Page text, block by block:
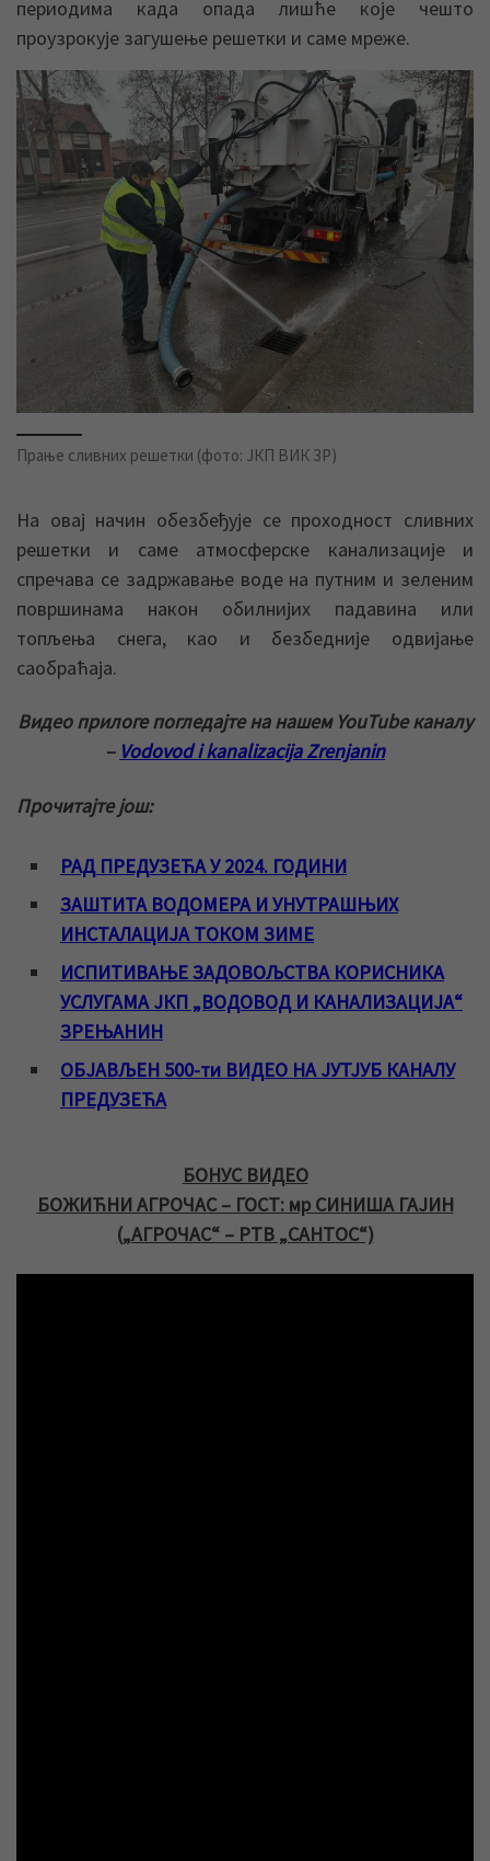
периодима када опада лишће које чешто
проузрокује загушење решетки и саме мреже.
Прање сливних решетки (фото: ЈКП ВИК ЗР)
На овај начин обезбеђује се проходност сливних
решетки и саме атмосферске канализације и
спречава се задржавање воде на путним и зеленим
површинама након обилнијих падавина или
топљења снега, као и безбедније одвијање
саобраћаја.
Видео прилоге погледајте на нашем YouTube каналу
– Vodovod i kanalizacija Zrenjanin
Прочитајте још:
РАД ПРЕДУЗЕЋА У 2024. ГОДИНИ
ЗАШТИТА ВОДОМЕРА И УНУТРАШЊИХ
ИНСТАЛАЦИЈА ТОКОМ ЗИМЕ
ИСПИТИВАЊЕ ЗАДОВОЉСТВА КОРИСНИКА
УСЛУГАМА ЈКП „ВОДОВОД И КАНАЛИЗАЦИЈА“
ЗРЕЊАНИН
ОБЈАВЉЕН 500-ти ВИДЕО НА ЈУТЈУБ КАНАЛУ
ПРЕДУЗЕЋА
БОНУС ВИДЕО
БОЖИЋНИ АГРОЧАС – ГОСТ: мр СИНИША ГАЈИН
(„АГРОЧАС“ – РТВ „САНТОС“)